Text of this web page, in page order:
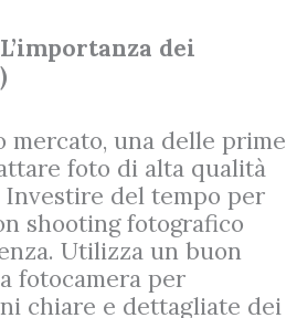
dei
mercato, una delle prime
foto di alta qualità
del tempo per
shooting fotografico
Utilizza un buon
fotocamera per
chiare e dettagliate dei